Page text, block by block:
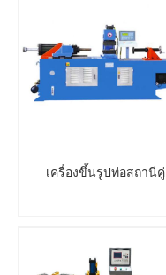
เครื่องขึ้นรูปท่อสถานีคู่